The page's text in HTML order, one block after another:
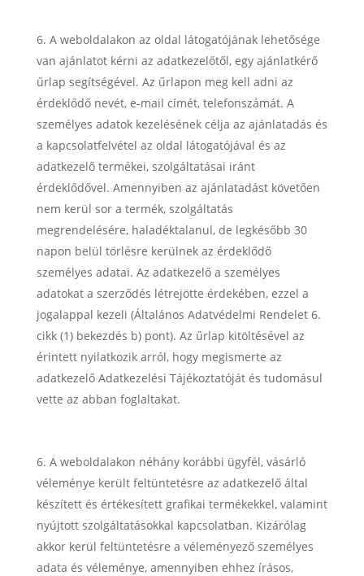
A weboldalakon az oldal látogatójának lehetősége
van ajánlatot kérni az adatkezelőtől, egy ajánlatkérő
űrlap segítségével. Az űrlapon meg kell adni az
érdeklődő nevét, e-mail címét, telefonszámát. A
személyes adatok kezelésének célja az ajánlatadás és
a kapcsolatfelvétel az oldal látogatójával és az
adatkezelő termékei, szolgáltatásai iránt
érdeklődővel. Amennyiben az ajánlatadást követően
nem kerül sor a termék, szolgáltatás
megrendelésére, haladéktalanul, de legkésőbb 30
napon belül törlésre kerülnek az érdeklődő
személyes adatai. Az adatkezelő a személyes
adatokat a szerződés létrejötte érdekében, ezzel a
jogalappal kezeli (Általános Adatvédelmi Rendelet 6.
cikk (1) bekezdés b) pont). Az űrlap kitöltésével az
érintett nyilatkozik arról, hogy megismerte az
adatkezelő Adatkezelési Tájékoztatóját és tudomásul
vette az abban foglaltakat.
A weboldalakon néhány korábbi ügyfél, vásárló
véleménye került feltüntetésre az adatkezelő által
készített és értékesített grafikai termékekkel, valamint
nyújtott szolgáltatásokkal kapcsolatban. Kizárólag
akkor kerül feltüntetésre a véleményező személyes
adata és véleménye, amennyiben ehhez írásos,